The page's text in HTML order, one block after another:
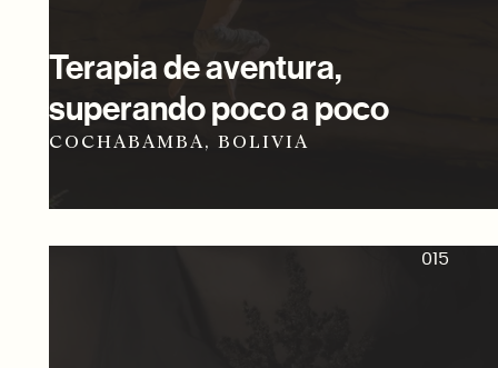
Terapia de aventura,
superando poco a poco
COCHABAMBA, BOLIVIA
015